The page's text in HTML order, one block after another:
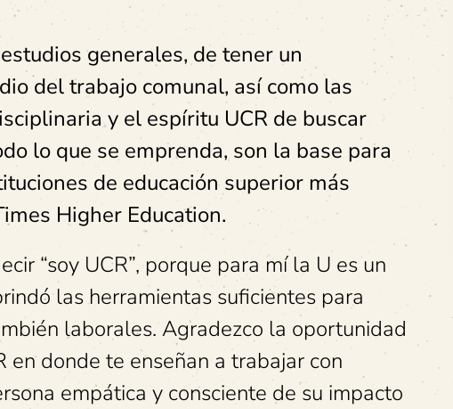
generales, de tener un
del trabajo comunal, así como las
y el espíritu UCR de buscar
lo que se emprenda, son la base para
de educación superior más
Higher Education.
“soy UCR”, porque para mí la U es un
las herramientas suficientes para
laborales. Agradezco la oportunidad
donde te enseñan a trabajar con
empática y consciente de su impacto